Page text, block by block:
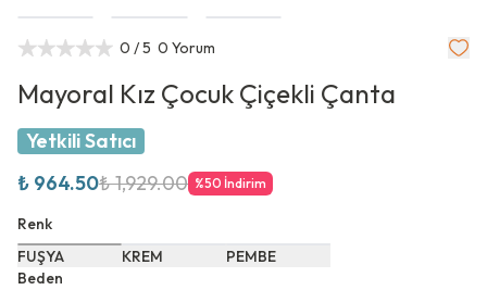
0 / 5 0 Yorum
Mayoral Kız Çocuk Çiçekli Çanta
Yetkili Satıcı
₺ 964.50₺ 1,929.00 %50 İndirim
Renk
FUŞYA
KREM
PEMBE
Beden